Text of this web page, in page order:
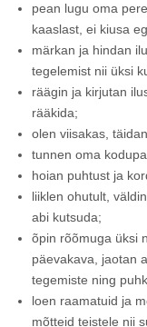
pean lugu oma
kaaslast, ei kiusa
märkan ja hindan
tegelemist nii üksi
räägin ja kirjutan
rääkida;
olen viisakas,
tunnen oma
hoian puhtust ja
liiklen ohutult,
abi kutsuda;
õpin rõõmuga üksi
päevakava, jaotan
tegemiste ning
loen raamatuid ja
mõtteid teistele nii